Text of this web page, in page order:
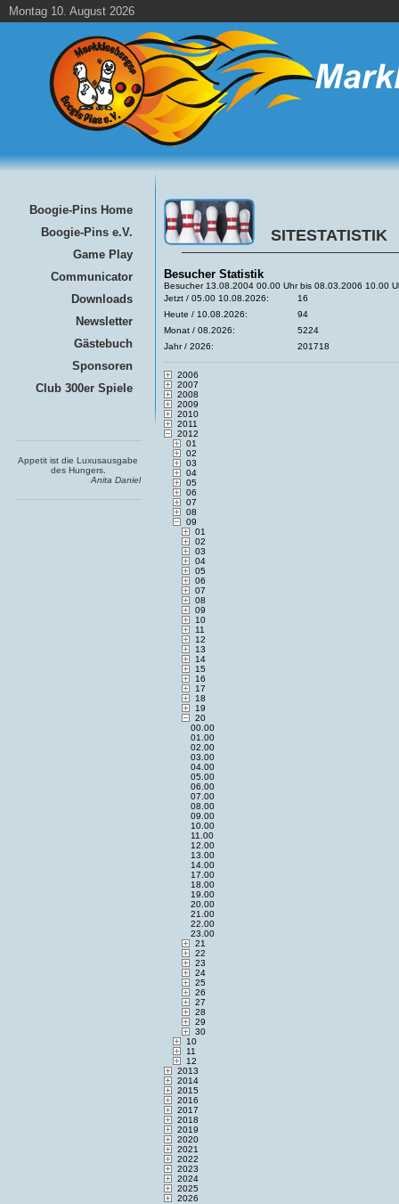
Montag 10. August 2026
Boogie-Pins Home
Boogie-Pins e.V.
Game Play
Communicator
Downloads
Newsletter
Gästebuch
Sponsoren
Club 300er Spiele
Appetit ist die Luxusausgabe
des Hungers.
Anita Daniel
SITESTATISTIK
Besucher Statistik
Besucher 13.08.2004 00.00 Uhr bis 08.03.2006 10.00
Jetzt / 05.00 10.08.2026:
16
Heute / 10.08.2026:
94
Monat / 08.2026:
5224
Jahr / 2026:
201718
2006
2007
2008
2009
2010
2011
2012
01
02
03
04
05
06
07
08
09
01
02
03
04
05
06
07
08
09
10
11
12
13
14
15
16
17
18
19
20
00.00
01.00
02.00
03.00
04.00
05.00
06.00
07.00
08.00
09.00
10.00
11.00
12.00
13.00
14.00
17.00
18.00
19.00
20.00
21.00
22.00
23.00
21
22
23
24
25
26
27
28
29
30
10
11
12
2013
2014
2015
2016
2017
2018
2019
2020
2021
2022
2023
2024
2025
2026